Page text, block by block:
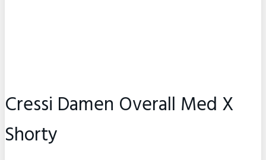
Cressi Damen Overall Med X
Shorty